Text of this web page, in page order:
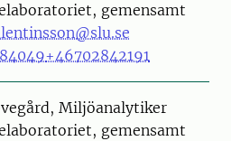
gemensamt
+46702842191
Miljöanalytiker
gemensamt